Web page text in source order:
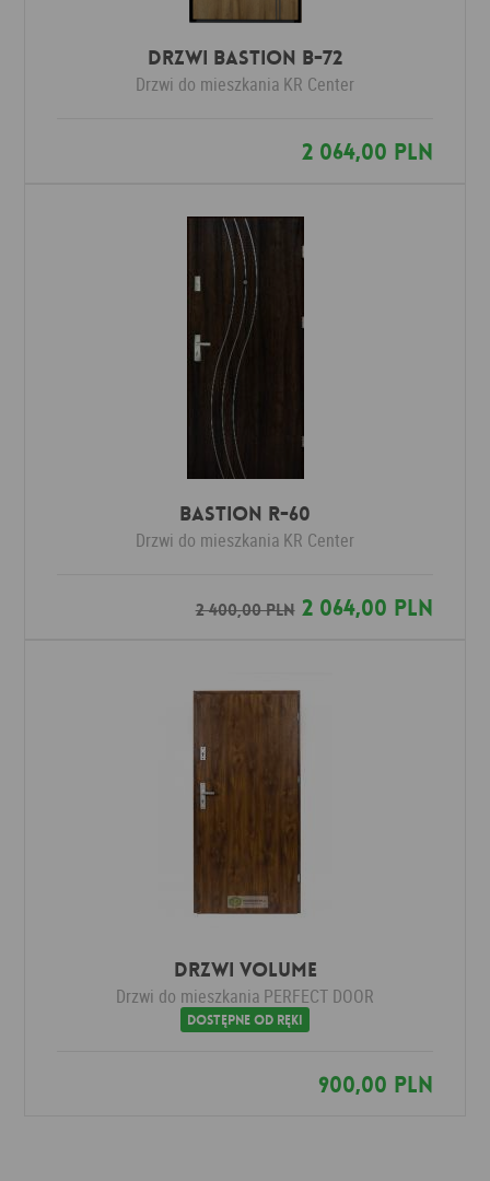
Drzwi Bastion B-72
Drzwi do mieszkania KR Center
2 064,00 PLN
Bastion R-60
Drzwi do mieszkania KR Center
2 400,00 PLN2 064,00 PLN
Drzwi VOLUME
Drzwi do mieszkania PERFECT DOOR
Dostępne od ręki
900,00 PLN